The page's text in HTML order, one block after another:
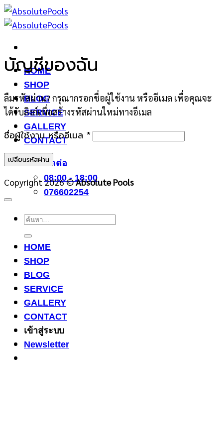
ข้าม
ไป
เนื้อหา
HOME
SHOP
BLOG
SERVICE
GALLERY
CONTACT
ติดต่อ
08:00 - 18:00
076602254
บัญชีของฉัน
ลืมรหัสผ่าน? กรุณากรอกชื่อผู้ใช้งาน หรืออีเมล เพื่อคุณจะ
ได้รับลิงก์เพื่อสร้างรหัสผ่านใหม่ทางอีเมล
ชื่อผู้ใช้งาน หรืออีเมล *ต้องการ
เปลี่ยนรหัสผ่าน
Copyright 2026 ©Absolute Pools
ค้นหา:
HOME
SHOP
BLOG
SERVICE
GALLERY
CONTACT
เข้าสู่ระบบ
Newsletter